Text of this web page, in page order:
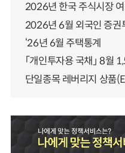
2026년 한국 주식시장
2026년 6월 외국인 증권
‘26년 6월 주택통계
「개인투자용 국채」 8월